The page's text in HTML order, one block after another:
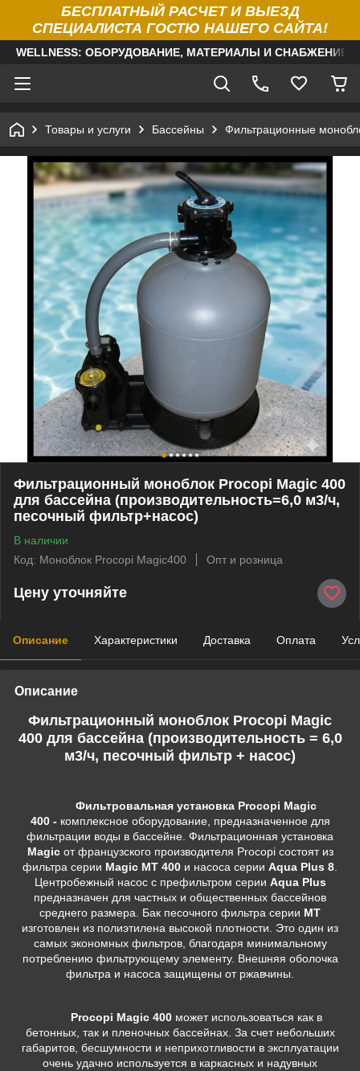
БЕСПЛАТНЫЙ РАСЧЕТ И ВЫЕЗД
СПЕЦИАЛИСТА ГОСТЮ НАШЕГО САЙТА!
WELLNESS: ОБОРУДОВАНИЕ, МАТЕРИАЛЫ И
Товары и услуги Бассейны Фильтрационные
Фильтрационный моноблок Procopi Magic 400
для бассейна (производительность=6,0 м3/ч,
песочный фильтр+насос)
В наличии
Код: Моноблок Procopi Magic400
Опт и розница
Цену уточняйте
Описание Характеристики Доставка Оплата
Описание
Фильтрационный моноблок Procopi Magic
400 для бассейна (производительность = 6,0
м3/ч, песочный фильтр + насос)
Фильтровальная установка Procopi Magic
400 - комплексное оборудование, предназначенное для
фильтрации воды в бассейне. Фильтрационная установка
Magicот французского производителя Procopi состоят из
фильтра серии Magic MT 400 и насоса серии Aqua Plus 8.
Центробежный насос с префильтром серии Aqua Plus
предназначен для частных и общественных бассейнов
среднего размера. Бак песочного фильтра серии MT
изготовлен из полиэтилена высокой плотности. Это один из
самых экономных фильтров, благодаря минимальному
потреблению фильтрующему элементу. Внешняя оболочка
фильтра и насоса защищены от ржавчины.
Procopi Magic 400 может использоваться как в
бетонных, так и пленочных бассейнах. За счет небольших
габаритов, бесшумности и неприхотливости в эксплуатации
очень удачно используется в каркасных и надувных